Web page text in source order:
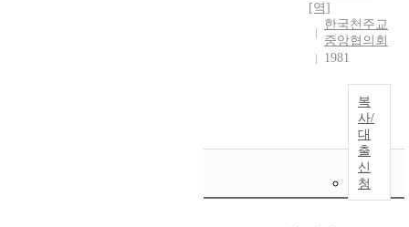
[역]
한국천주교
중앙협의회
1981
복
사/
대
출
신
청